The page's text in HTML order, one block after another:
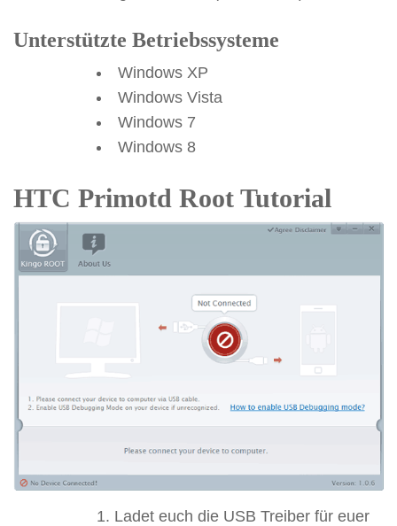
Unterstützte Betriebssysteme
Windows XP
Windows Vista
Windows 7
Windows 8
HTC Primotd Root Tutorial
Ladet euch die USB Treiber für euer